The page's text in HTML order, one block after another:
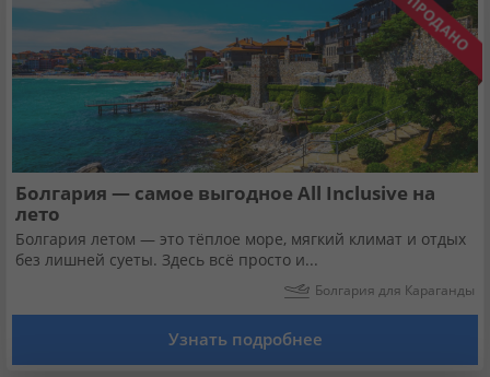
Язык: Русский Қазақша
Установи наше мобильное приложение
Загрузить приложение из App Store
Болгария — самое выгодное All Inclusive на
лето
Болгария летом — это тёплое море, мягкий климат и отдых
без лишней суеты. Здесь всё просто и...
Болгария для Караганды
Узнать подробнее